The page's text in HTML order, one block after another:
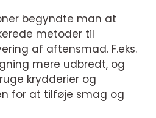
begyndte man at
metoder til
af aftensmad. F.eks.
mere udbredt, og
krydderier og
for at tilføje smag og